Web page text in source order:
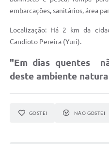
embarcações, sanitários, área
Localização: Há 2 km da
Candioto Pereira (Yuri).
"Em dias quentes
deste ambiente
GOSTEI NÃO GOSTEI